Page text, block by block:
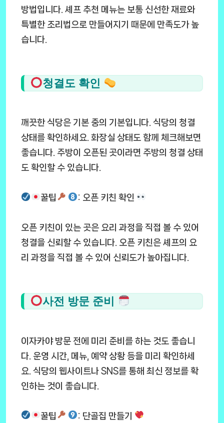
방법입니다. 셰프 추천 메뉴는 보통 신선한 재료와
특별한 조리법으로 만들어지기 때문에 만족도가 높
습니다.
청결도 확인
깨끗한 식당은 기본 중의 기본입니다. 식당의 청결
상태를 확인하세요. 화장실 상태도 함께 체크해보면
좋습니다. 주방이 오픈된 곳이라면 주방의 청결 상태
도 확인할 수 있습니다.
꿀팁 : 오픈 키친 확인
오픈 키친이 있는 곳은 요리 과정을 직접 볼 수 있어
청결을 신뢰할 수 있습니다. 오픈 키친은 셰프의 요
리 과정을 직접 볼 수 있어 신뢰도가 높아집니다.
사전 방문 준비
이자카야 방문 전에 미리 준비를 하는 것도 좋습니
다. 운영 시간, 메뉴, 예약 상황 등을 미리 확인하세
요. 식당의 웹사이트나 SNS를 통해 최신 정보를 확
인하는 것이 좋습니다.
꿀팁 : 단골집 만들기